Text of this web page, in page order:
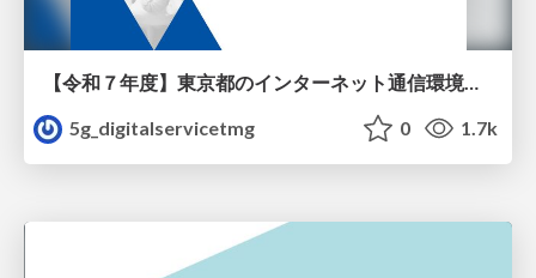
【令和７年度】東京都のインターネット通信環境及びインターネットの利用状況調査
5g_digitalservicetmg
0 1.7k